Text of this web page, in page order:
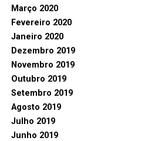
Março 2020
Fevereiro 2020
Janeiro 2020
Dezembro 2019
Novembro 2019
Outubro 2019
Setembro 2019
Agosto 2019
Julho 2019
Junho 2019